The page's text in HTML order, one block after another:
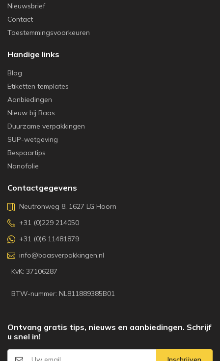
Nieuwsbrief
Contact
Toestemmingsvoorkeuren
Handige links
Blog
Etiketten templates
Aanbiedingen
Nieuw bij Baas
Duurzame verpakkingen
SUP-wetgeving
Bespaartips
Nanofolie
Contactgegevens
Neutronweg 8, 1627 LG Hoorn
+31 (0)229 214050
+31 (0)6 11481879
info@baasverpakkingen.nl
KvK: 37106287
BTW-nummer: NL811889385B01
Ontvang gratis tips, nieuws en aanbiedingen. Schrijf
u snel in!